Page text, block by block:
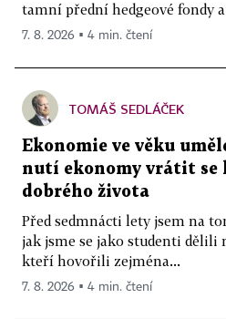
tamní přední hedgeové fondy
7. 8. 2026 ▪ 4 min. čtení
TOMÁŠ SEDLÁČEK
Ekonomie ve věku
nutí ekonomy vrátit se
dobrého života
Před sedmnácti lety jsem na
jak jsme se jako studenti dělili
kteří hovořili zejména...
7. 8. 2026 ▪ 4 min. čtení